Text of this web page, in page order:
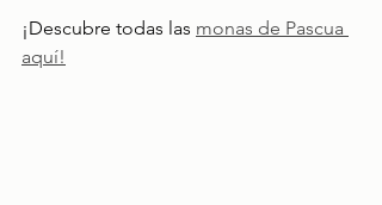
¡Descubre todas las monas de Pascua
aquí!